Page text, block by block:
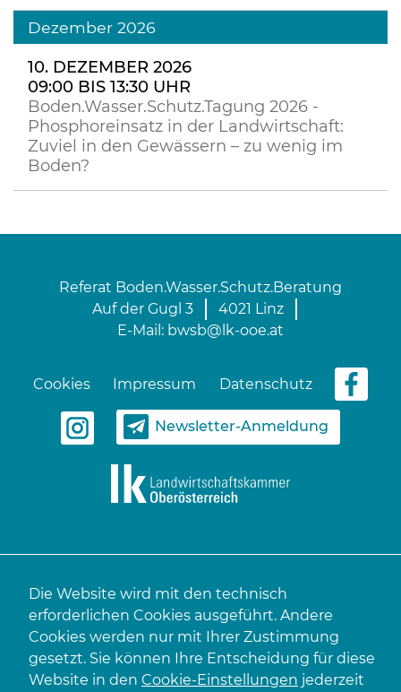
Dezember 2026
10. DEZEMBER 2026
09:00 BIS 13:30 UHR
Boden.Wasser.Schutz.Tagung 2026 -
Phosphoreinsatz in der Landwirtschaft:
Zuviel in den Gewässern – zu wenig im
Boden?
Referat Boden.Wasser.Schutz.Beratung
Auf der Gugl 3
4021 Linz
E-Mail: bwsb@lk-ooe.at
Cookies Impressum Datenschutz
Newsletter-Anmeldung
Die Website wird mit den technisch
erforderlichen Cookies ausgeführt. Andere
Cookies werden nur mit Ihrer Zustimmung
gesetzt. Sie können Ihre Entscheidung für diese
Website in den Cookie-Einstellungen jederzeit